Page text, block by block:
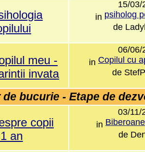
15/03/
in psiholog
de
meu -
invata
06/06/
inCopilul cu
de
bucurie - Etape de
copii
an
03/11/
in
de